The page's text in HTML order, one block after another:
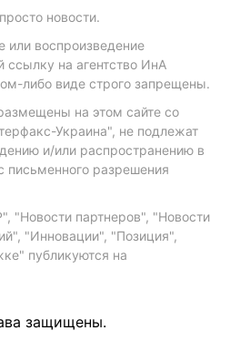
новости.
или воспроизведение
на агентство ИнА
либо виде строго запрещены.
на этом сайте со
Украина", не подлежат
и/или распространению в
разрешения
"Новости партнеров", "Новости
"Инновации", "Позиция",
публикуются на
защищены.